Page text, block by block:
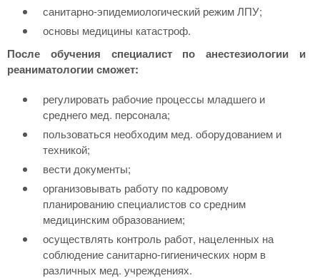
санитарно-эпидемиологический режим ЛПУ;
основы медицины катастроф.
После обучения специалист по анестезиологии и
реаниматологии сможет:
регулировать рабочие процессы младшего и
среднего мед. персонала;
пользоваться необходим мед. оборудованием и
техникой;
вести документы;
организовывать работу по кадровому
планированию специалистов со средним
медицинским образованием;
осуществлять контроль работ, нацеленных на
соблюдение санитарно-гигиенических норм в
различных мед. учреждениях.